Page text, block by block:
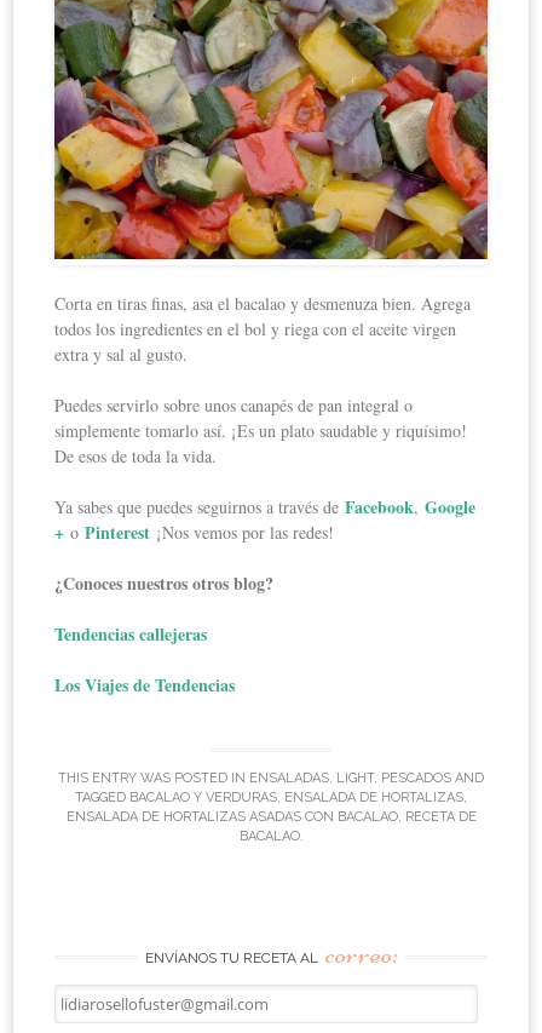
Corta en tiras finas, asa el bacalao y desmenuza bien. Agrega
todos los ingredientes en el bol y riega con el aceite virgen
extra y sal al gusto.
Puedes servirlo sobre unos canapés de pan integral o
simplemente tomarlo así. ¡Es un plato saudable y riquísimo!
De esos de toda la vida.
Ya sabes que puedes seguirnos a través deFacebook,Google
+ oPinterest ¡Nos vemos por las redes!
¿Conoces nuestros otros blog?
Tendencias callejeras
Los Viajes de Tendencias
THIS ENTRY WAS POSTED IN ENSALADAS, LIGHT, PESCADOS AND
TAGGED BACALAO Y VERDURAS, ENSALADA DE HORTALIZAS,
ENSALADA DE HORTALIZAS ASADAS CON BACALAO, RECETA DE
BACALAO.
ENVÍANOS TU RECETA AL correo:
lidiarosellofuster@gmail.com